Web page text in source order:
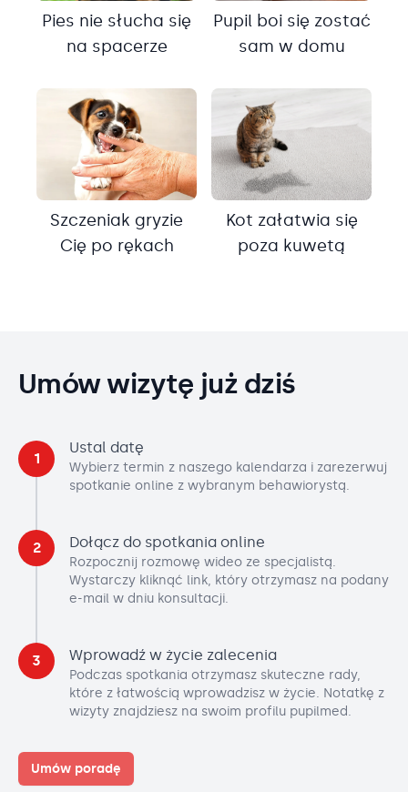
Pies nie słucha się
na spacerze
Pupil boi się zostać
sam w domu
Szczeniak gryzie
Cię po rękach
Kot załatwia się
poza kuwetą
Umów wizytę już dziś
1
Ustal datę
Wybierz termin z naszego kalendarza i zarezerwuj
spotkanie online z wybranym behawiorystą.
2 Dołącz do spotkania online
Rozpocznij rozmowę wideo ze specjalistą.
Wystarczy kliknąć link, który otrzymasz na podany
e-mail w dniu konsultacji.
3 Wprowadź w życie zalecenia
Podczas spotkania otrzymasz skuteczne rady,
które z łatwością wprowadzisz w życie. Notatkę z
wizyty znajdziesz na swoim profilu pupilmed.
Umów poradę